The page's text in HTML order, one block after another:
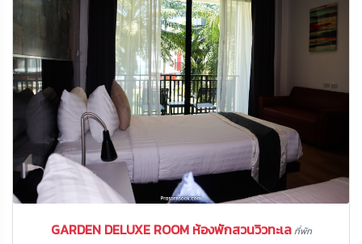
GARDEN DELUXE ROOM ห้องพักสวนวิวทะเล ที่พัก